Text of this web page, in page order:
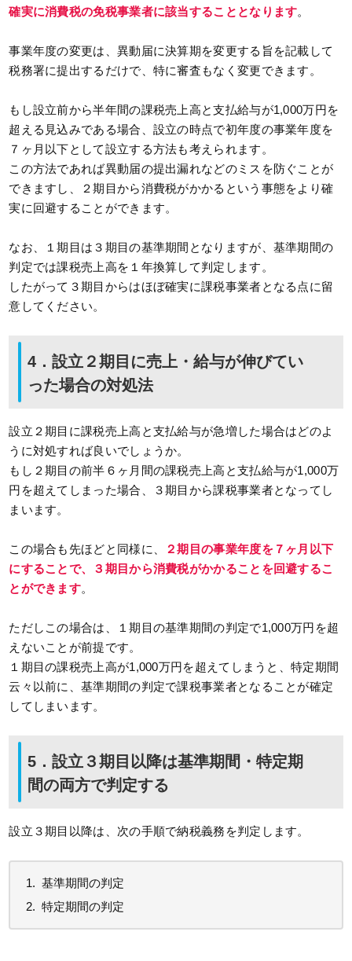
確実に消費税の免税事業者に該当することとなります。
事業年度の変更は、異動届に決算期を変更する旨を記載して
税務署に提出するだけで、特に審査もなく変更できます。
もし設立前から半年間の課税売上高と支払給与が1,000万円を
超える見込みである場合、設立の時点で初年度の事業年度を
７ヶ月以下として設立する方法も考えられます。
この方法であれば異動届の提出漏れなどのミスを防ぐことが
できますし、２期目から消費税がかかるという事態をより確
実に回避することができます。
なお、１期目は３期目の基準期間となりますが、基準期間の
判定では課税売上高を１年換算して判定します。
したがって３期目からはほぼ確実に課税事業者となる点に留
意してください。
4．設立２期目に売上・給与が伸びてい
った場合の対処法
設立２期目に課税売上高と支払給与が急増した場合はどのよ
うに対処すれば良いでしょうか。
もし２期目の前半６ヶ月間の課税売上高と支払給与が1,000万
円を超えてしまった場合、３期目から課税事業者となってし
まいます。
この場合も先ほどと同様に、
２期目の事業年度を７ヶ月以下
にすることで、３期目から消費税がかかることを回避するこ
とができます。
ただしこの場合は、１期目の基準期間の判定で1,000万円を超
えないことが前提です。
１期目の課税売上高が1,000万円を超えてしまうと、特定期間
云々以前に、基準期間の判定で課税事業者となることが確定
してしまいます。
5．設立３期目以降は基準期間・特定期
間の両方で判定する
設立３期目以降は、次の手順で納税義務を判定します。
基準期間の判定
特定期間の判定